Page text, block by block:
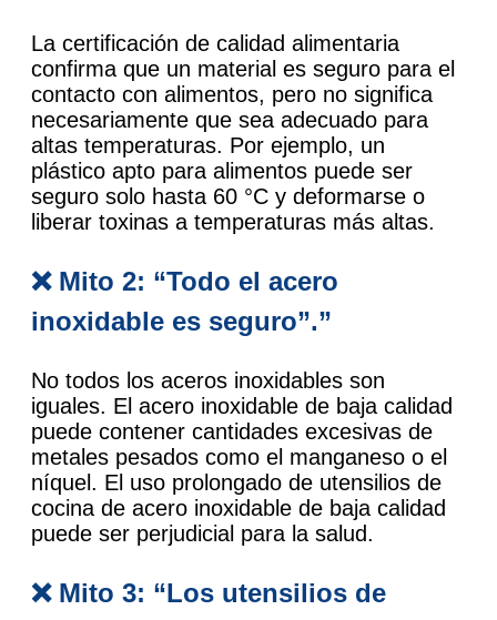
La certificación de calidad alimentaria
confirma que un material es seguro para el
contacto con alimentos, pero no significa
necesariamente que sea adecuado para
altas temperaturas. Por ejemplo, un
plástico apto para alimentos puede ser
seguro solo hasta 60 °C y deformarse o
liberar toxinas a temperaturas más altas.
❌ Mito 2: “Todo el acero
inoxidable es seguro”.”
No todos los aceros inoxidables son
iguales. El acero inoxidable de baja calidad
puede contener cantidades excesivas de
metales pesados como el manganeso o el
níquel. El uso prolongado de utensilios de
cocina de acero inoxidable de baja calidad
puede ser perjudicial para la salud.
❌ Mito 3: “Los utensilios de